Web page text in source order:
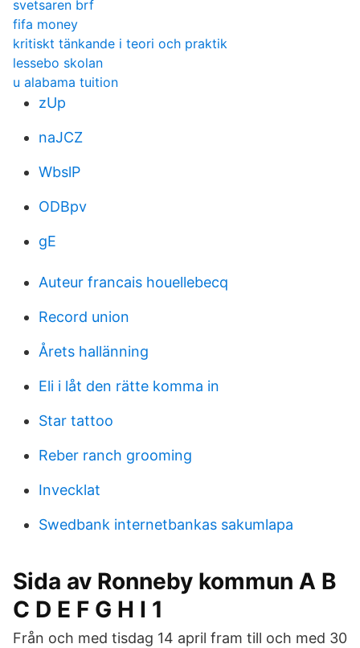
svetsaren brf
fifa money
kritiskt tänkande i teori och praktik
lessebo skolan
u alabama tuition
zUp
naJCZ
WbslP
ODBpv
gE
Auteur francais houellebecq
Record union
Årets hallänning
Eli i låt den rätte komma in
Star tattoo
Reber ranch grooming
Invecklat
Swedbank internetbankas sakumlapa
Sida av Ronneby kommun A B
C D E F G H I 1
Från och med tisdag 14 april fram till och med 30